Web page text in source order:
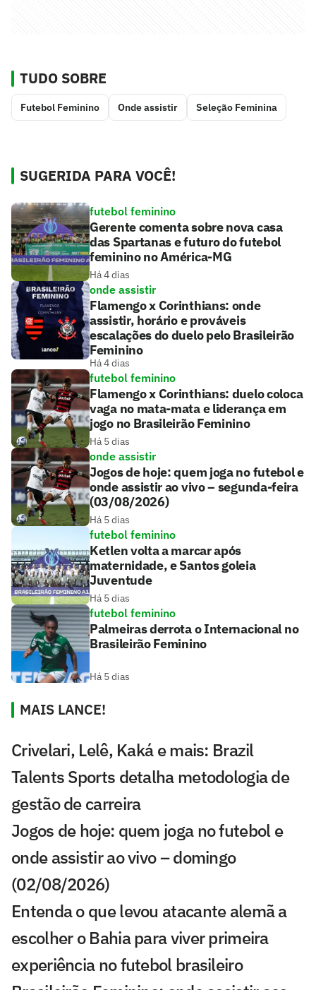
TUDO SOBRE
Futebol Feminino Onde assistir Seleção Feminina
SUGERIDA PARA VOCÊ!
futebol feminino
Gerente comenta sobre nova casa
das Spartanas e futuro do futebol
feminino no América-MG
Há 4 dias
onde assistir
Flamengo x Corinthians: onde
assistir, horário e prováveis
escalações do duelo pelo Brasileirão
Feminino
Há 4 dias
futebol feminino
Flamengo x Corinthians: duelo coloca
vaga no mata-mata e liderança em
jogo no Brasileirão Feminino
Há 5 dias
onde assistir
Jogos de hoje: quem joga no futebol e
onde assistir ao vivo – segunda-feira
(03/08/2026)
Há 5 dias
futebol feminino
Ketlen volta a marcar após
maternidade, e Santos goleia
Juventude
Há 5 dias
futebol feminino
Palmeiras derrota o Internacional no
Brasileirão Feminino
Há 5 dias
MAIS LANCE!
Crivelari, Lelê, Kaká e mais: Brazil
Talents Sports detalha metodologia de
gestão de carreira
Jogos de hoje: quem joga no futebol e
onde assistir ao vivo – domingo
(02/08/2026)
Entenda o que levou atacante alemã a
escolher o Bahia para viver primeira
experiência no futebol brasileiro